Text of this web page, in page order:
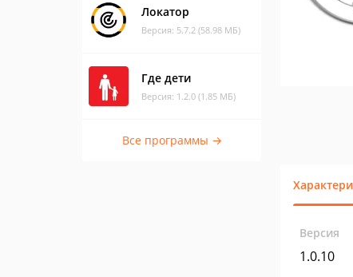
Локатор
Версия: 5.7.2 (58.98 МБ)
Где дети
Версия: 1.2.0 (1.85 МБ)
Все программы →
Версия
1.0.10